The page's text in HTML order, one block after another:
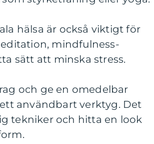
hälsa är också viktigt för
mindfulness-
sätt att minska stress.
och ge en omedelbar
användbart verktyg. Det
tekniker och hitta en look